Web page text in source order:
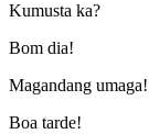
Kumusta ka?
Bom dia!
Magandang umaga!
Boa tarde!